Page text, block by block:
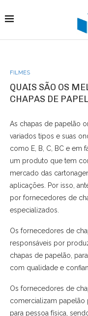
FILMES
QUAIS SÃO OS
CHAPAS DE
As chapas de papelão
variados tipos e suas
como E, B, C, BC e em
um produto que tem
mercado das
aplicações. Por isso,
por fornecedores de
especializados.
Os fornecedores de
responsáveis por
chapas de papelão,
com qualidade e
Os fornecedores de
comercializam papelão
para pessoa física,